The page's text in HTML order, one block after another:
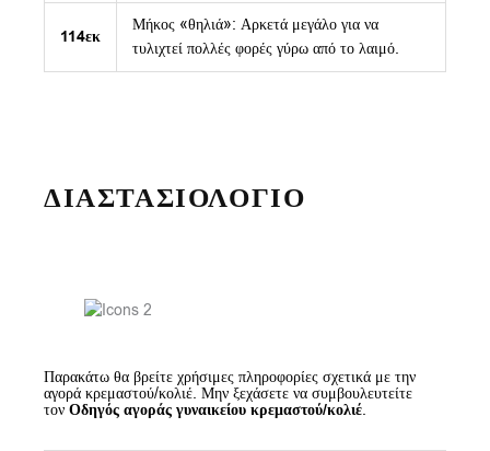
114εκ
Μήκος «θηλιά»: Αρκετά μεγάλο για να
τυλιχτεί πολλές φορές γύρω από το λαιμό.
ΔΙΑΣΤΑΣΙΟΛΟΓΙΟ
Παρακάτω θα βρείτε χρήσιμες πληροφορίες σχετικά με την
αγορά κρεμαστού/κολιέ. Μην ξεχάσετε να συμβουλευτείτε
τον Οδηγός αγοράς γυναικείου κρεμαστού/κολιέ.